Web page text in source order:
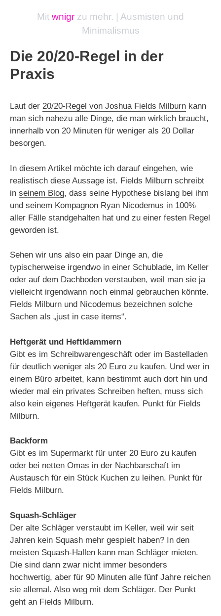
Mit wnigr zu mehr. | Ausmisten und
Minimalismus
Die 20/20-Regel in der
Praxis
Laut der 20/20-Regel von Joshua Fields Milburn kann
man sich nahezu alle Dinge, die man wirklich braucht,
innerhalb von 20 Minuten für weniger als 20 Dollar
besorgen.
In diesem Artikel möchte ich darauf eingehen, wie
realistisch diese Aussage ist. Fields Milburn schreibt
in seinem Blog, dass seine Hypothese bislang bei ihm
und seinem Kompagnon Ryan Nicodemus in 100%
aller Fälle standgehalten hat und zu einer festen Regel
geworden ist.
Sehen wir uns also ein paar Dinge an, die
typischerweise irgendwo in einer Schublade, im Keller
oder auf dem Dachboden verstauben, weil man sie ja
vielleicht irgendwann noch einmal gebrauchen könnte.
Fields Milburn und Nicodemus bezeichnen solche
Sachen als „just in case items“.
Heftgerät und Heftklammern
Gibt es im Schreibwarengeschäft oder im Bastelladen
für deutlich weniger als 20 Euro zu kaufen. Und wer in
einem Büro arbeitet, kann bestimmt auch dort hin und
wieder mal ein privates Schreiben heften, muss sich
also kein eigenes Heftgerät kaufen. Punkt für Fields
Milburn.
Backform
Gibt es im Supermarkt für unter 20 Euro zu kaufen
oder bei netten Omas in der Nachbarschaft im
Austausch für ein Stück Kuchen zu leihen. Punkt für
Fields Milburn.
Squash-Schläger
Der alte Schläger verstaubt im Keller, weil wir seit
Jahren kein Squash mehr gespielt haben? In den
meisten Squash-Hallen kann man Schläger mieten.
Die sind dann zwar nicht immer besonders
hochwertig, aber für 90 Minuten alle fünf Jahre reichen
sie allemal. Also weg mit dem Schläger. Der Punkt
geht an Fields Milburn.